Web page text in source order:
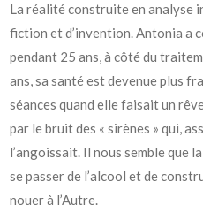
La réalité construite en analyse
fiction et d’invention. Antonia a
pendant 25 ans, à côté du
ans, sa santé est devenue plus
séances quand elle faisait un
par le bruit des « sirènes » qui,
l’angoissait. Il nous semble que
se passer de l’alcool et de
nouer à l’Autre.